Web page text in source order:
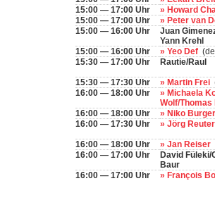
15:00 — 17:00 Uhr
» Howard
15:00 — 17:00 Uhr
» Peter van
15:00 — 16:00 Uhr
Juan
Yann Krehl
15:00 — 16:00 Uhr
» Yeo Def
15:30 — 17:00 Uhr
Rautie/Raul
15:30 — 17:30 Uhr » Martin Frei
16:00 — 18:00 Uhr
» Michaela
Wolf/
16:00 — 18:00 Uhr
» Niko
16:00 — 17:30 Uhr
» Jörg
16:00 — 18:00 Uhr » Jan Reiser
16:00 — 17:00 Uhr
David
Baur
16:00 — 17:00 Uhr
» François